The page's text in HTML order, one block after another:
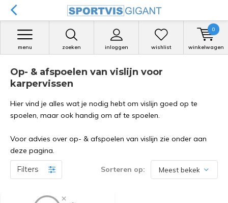
zoeken inloggen
menu wishlist winkelwagen
0
Op- & afspoelen van vislijn voor
karpervissen
Hier vind je alles wat je nodig hebt om vislijn goed op te
spoelen, maar ook handig om af te spoelen.
Voor advies over op- & afspoelen van vislijn zie onder aan
deze pagina.
Filters Sorteren op: